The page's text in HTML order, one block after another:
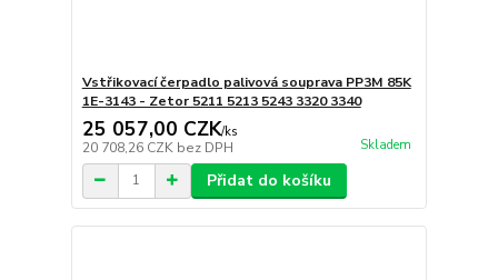
Vstřikovací čerpadlo palivová souprava PP3M 85K
1E-3143 - Zetor 5211 5213 5243 3320 3340
25 057,00 CZK/ks
20 708,26 CZK bez DPH Skladem
Přidat do košíku